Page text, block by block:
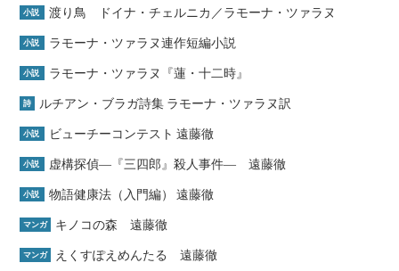
小説 渡り鳥 ドイナ・チェルニカ／ラモーナ・ツァラヌ
小説 ラモーナ・ツァラヌ連作短編小説
小説 ラモーナ・ツァラヌ『蓮・十二時』
詩 ルチアン・ブラガ詩集 ラモーナ・ツァラヌ訳
小説 ビューチーコンテスト 遠藤徹
小説 虚構探偵―『三四郎』殺人事件― 遠藤徹
小説 物語健康法（入門編） 遠藤徹
マンガ キノコの森 遠藤徹
マンガ えくすぽえめんたる 遠藤徹